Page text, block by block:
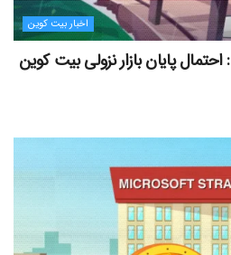
اخبار بیت کوین
تحلیلگران 10x Research: احتمال پایان بازار نزولی بیت کوین